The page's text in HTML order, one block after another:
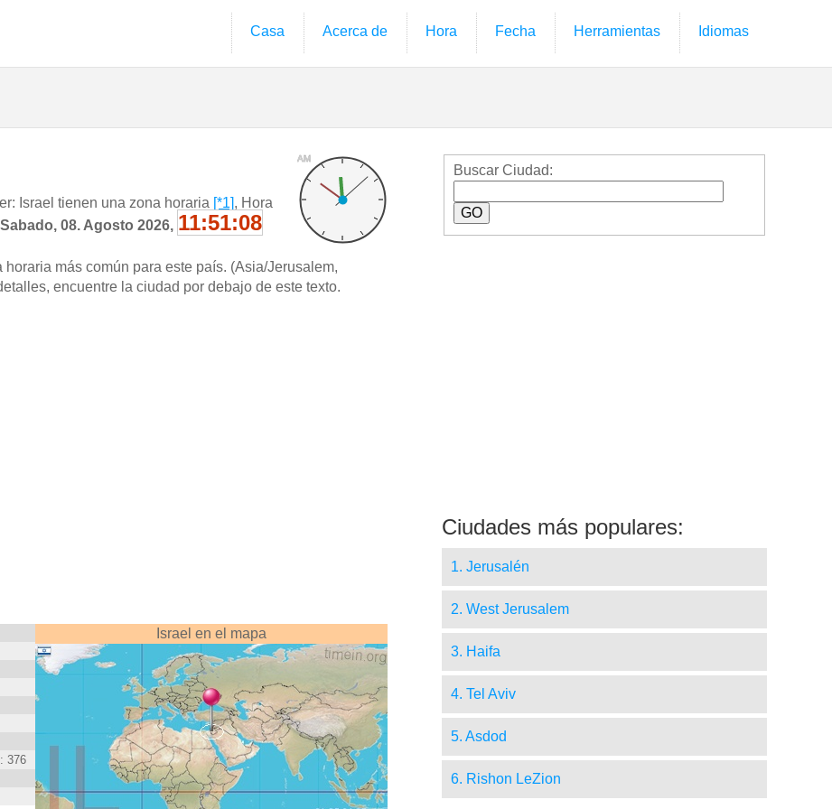
Casa Acerca de Hora Fecha Herramientas Idiomas
AM
Israel tienen una zona horaria [*1], Hora
Sabado, 08. Agosto 2026, 11:51:09
más común para este país. (Asia/Jerusalem,
encuentre la ciudad por debajo de este texto.
376
Israel en el mapa
Buscar Ciudad:
Ciudades más populares:
1. Jerusalén
2. West Jerusalem
3. Haifa
4. Tel Aviv
5. Asdod
6. Rishon LeZion